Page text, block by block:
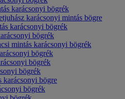
karácsonyi bögrék
karácsonyi mintás bögre
karácsonyi bögrék
bögrék
mintás karácsonyi bögrék
bögrék
bögrék
bögrék
karácsonyi bögre
bögrék